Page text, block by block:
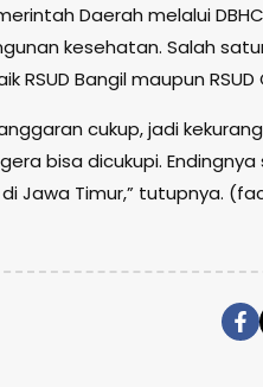
Daerah melalui
kesehatan. Salah
Bangil maupun RSUD
cukup, jadi
bisa dicukupi.
Jawa Timur,” tutupnya.